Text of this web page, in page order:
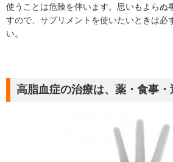
使うことは危険を伴います。思いもよらぬ
すので、サプリメントを使いたいときは必
い。
高脂血症の治療は、薬・食事